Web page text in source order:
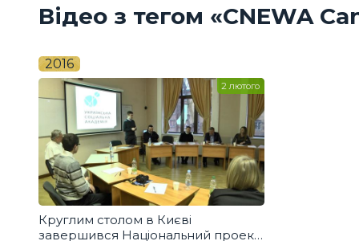
Відео з тегом «CNEWA
2016
Круглим столом в Києві
завершився Національний проект
2 лютого